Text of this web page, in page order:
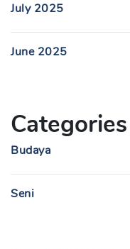
July 2025
June 2025
Categories
Budaya
Seni